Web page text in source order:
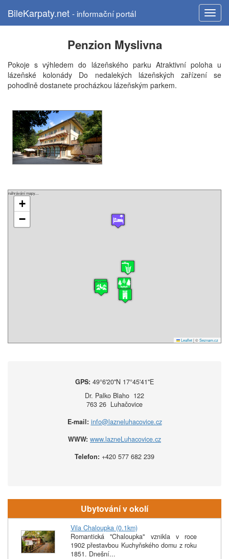
BileKarpaty.net - informační portál
Penzion Myslivna
Pokoje s výhledem do lázeňského parku Atraktivní poloha u
lázeňské kolonády Do nedalekých lázeňských zařízení se
pohodlně dostanete procházkou lázeňským parkem.
náhrávání mapy....
+
−
Leaflet|©Seznam.cz
GPS: 49°6'20''N 17°45'41''E
Dr. Palko Blaho 122
763 26 Luhačovice
E-mail: info@lazneluhacovice.cz
WWW: www.lazneLuhacovice.cz
Telefon: +420 577 682 239
Ubytování v okolí
Vila Chaloupka (0.1km)
Romantická "Chaloupka" vznikla v roce
1902 přestavbou Kuchyňského domu z roku
1851. Dnešní...